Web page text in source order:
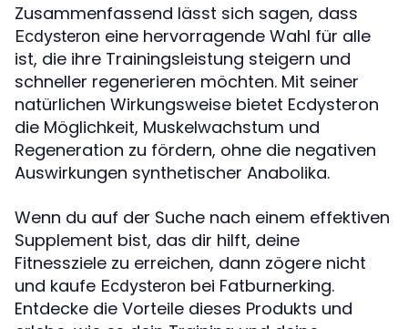
Zusammenfassend lässt sich sagen, dass
Ecdysteron eine hervorragende Wahl für alle
ist, die ihre Trainingsleistung steigern und
schneller regenerieren möchten. Mit seiner
natürlichen Wirkungsweise bietet Ecdysteron
die Möglichkeit, Muskelwachstum und
Regeneration zu fördern, ohne die negativen
Auswirkungen synthetischer Anabolika.
Wenn du auf der Suche nach einem effektiven
Supplement bist, das dir hilft, deine
Fitnessziele zu erreichen, dann zögere nicht
und kaufe Ecdysteron bei Fatburnerking.
Entdecke die Vorteile dieses Produkts und